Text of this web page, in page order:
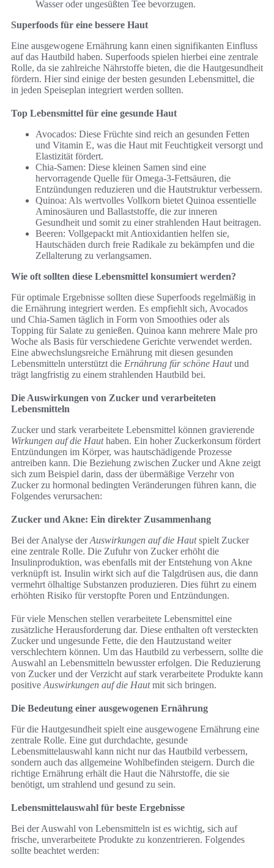
Wasser oder ungesüßten Tee bevorzugen.
Superfoods für eine bessere Haut
Eine ausgewogene Ernährung kann einen signifikanten Einfluss
auf das Hautbild haben. Superfoods spielen hierbei eine zentrale
Rolle, da sie zahlreiche Nährstoffe bieten, die die Hautgesundheit
fördern. Hier sind einige der besten gesunden Lebensmittel, die
in jeden Speiseplan integriert werden sollten.
Top Lebensmittel für eine gesunde Haut
Avocados: Diese Früchte sind reich an gesunden Fetten
und Vitamin E, was die Haut mit Feuchtigkeit versorgt und
Elastizität fördert.
Chia-Samen: Diese kleinen Samen sind eine
hervorragende Quelle für Omega-3-Fettsäuren, die
Entzündungen reduzieren und die Hautstruktur verbessern.
Quinoa: Als wertvolles Vollkorn bietet Quinoa essentielle
Aminosäuren und Ballaststoffe, die zur inneren
Gesundheit und somit zu einer strahlenden Haut beitragen.
Beeren: Vollgepackt mit Antioxidantien helfen sie,
Hautschäden durch freie Radikale zu bekämpfen und die
Zellalterung zu verlangsamen.
Wie oft sollten diese Lebensmittel konsumiert werden?
Für optimale Ergebnisse sollten diese Superfoods regelmäßig in
die Ernährung integriert werden. Es empfiehlt sich, Avocados
und Chia-Samen täglich in Form von Smoothies oder als
Topping für Salate zu genießen. Quinoa kann mehrere Male pro
Woche als Basis für verschiedene Gerichte verwendet werden.
Eine abwechslungsreiche Ernährung mit diesen gesunden
Lebensmitteln unterstützt die Ernährung für schöne Hautund
trägt langfristig zu einem strahlenden Hautbild bei.
Die Auswirkungen von Zucker und verarbeiteten
Lebensmitteln
Zucker und stark verarbeitete Lebensmittel können gravierende
Wirkungen auf die Hauthaben. Ein hoher Zuckerkonsum fördert
Entzündungen im Körper, was hautschädigende Prozesse
antreiben kann. Die Beziehung zwischen Zucker und Akne zeigt
sich zum Beispiel darin, dass der übermäßige Verzehr von
Zucker zu hormonal bedingten Veränderungen führen kann, die
Folgendes verursachen:
Zucker und Akne: Ein direkter Zusammenhang
Bei der Analyse derAuswirkungen auf die Hautspielt Zucker
eine zentrale Rolle. Die Zufuhr von Zucker erhöht die
Insulinproduktion, was ebenfalls mit der Entstehung von Akne
verknüpft ist. Insulin wirkt sich auf die Talgdrüsen aus, die dann
vermehrt ölhaltige Substanzen produzieren. Dies führt zu einem
erhöhten Risiko für verstopfte Poren und Entzündungen.
Für viele Menschen stellen verarbeitete Lebensmittel eine
zusätzliche Herausforderung dar. Diese enthalten oft versteckten
Zucker und ungesunde Fette, die den Hautzustand weiter
verschlechtern können. Um das Hautbild zu verbessern, sollte die
Auswahl an Lebensmitteln bewusster erfolgen. Die Reduzierung
von Zucker und der Verzicht auf stark verarbeitete Produkte kann
positive Auswirkungen auf die Hautmit sich bringen.
Die Bedeutung einer ausgewogenen Ernährung
Für die Hautgesundheit spielt eine ausgewogene Ernährung eine
zentrale Rolle. Eine gut durchdachte, gesunde
Lebensmittelauswahl kann nicht nur das Hautbild verbessern,
sondern auch das allgemeine Wohlbefinden steigern. Durch die
richtige Ernährung erhält die Haut die Nährstoffe, die sie
benötigt, um strahlend und gesund zu sein.
Lebensmittelauswahl für beste Ergebnisse
Bei der Auswahl von Lebensmitteln ist es wichtig, sich auf
frische, unverarbeitete Produkte zu konzentrieren. Folgendes
sollte beachtet werden: